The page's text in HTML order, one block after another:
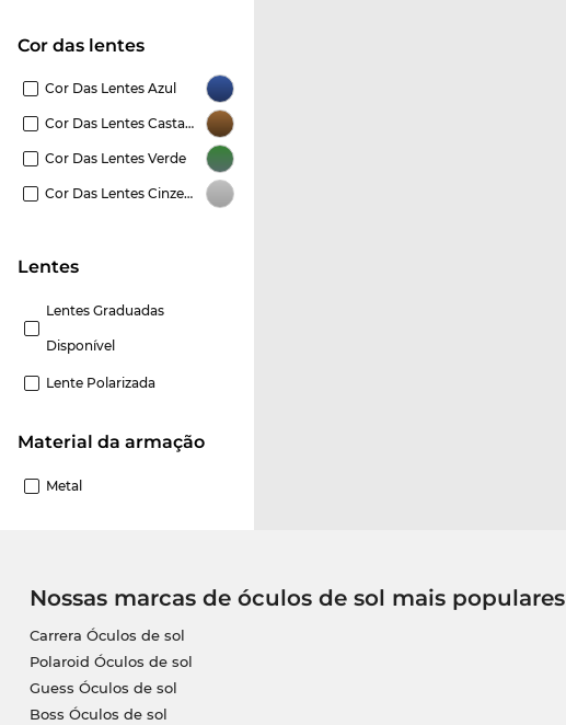
Cor das lentes
Cor Das Lentes Azul
Cor Das Lentes Castanho
Cor Das Lentes Verde
Cor Das Lentes Cinzento
Lentes
Lentes Graduadas
Disponível
Lente Polarizada
material da armação
Metal
Nossas marcas de óculos de sol mais populares
Carrera Óculos de sol
Polaroid Óculos de sol
Guess Óculos de sol
Boss Óculos de sol